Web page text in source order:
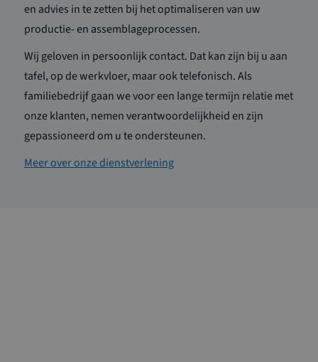
en advies in te zetten bij het optimaliseren van uw
productie- en assemblageprocessen.
Wij geloven in persoonlijk contact. Dat kan zijn bij u aan
tafel, op de werkvloer, maar ook telefonisch. Als
familiebedrijf gaan we voor een lange termijn relatie met
onze klanten, nemen verantwoordelijkheid en zijn
gepassioneerd om u te ondersteunen.
Meer over onze dienstverlening